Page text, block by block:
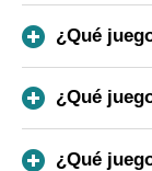
¿Qué
¿Qué
¿Qué